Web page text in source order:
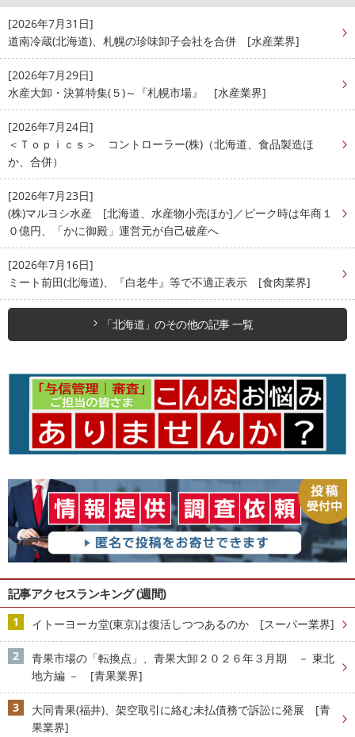
[2026年7月31日]
道南冷蔵(北海道)、札幌の珍味卸子会社を合併 [水産業界]
[2026年7月29日]
水産大卸・決算特集(５)～『札幌市場』 [水産業界]
[2026年7月24日]
＜Ｔｏｐｉｃｓ＞ コントローラー(株)（北海道、食品製造ほ
か、合併）
[2026年7月23日]
(株)マルヨシ水産 [北海道、水産物小売ほか]／ピーク時は年商１
０億円、「かに御殿」運営元が自己破産へ
[2026年7月16日]
ミート前田(北海道)、『白老牛』等で不適正表示 [食肉業界]
「北海道」のその他の記事 一覧
記事アクセスランキング (週間)
イトーヨーカ堂(東京)は復活しつつあるのか [スーパー業界]
青果市場の「転換点」、青果大卸２０２６年３月期 － 東北
地方編 － [青果業界]
大同青果(福井)、架空取引に絡む未払債務で訴訟に発展 [青
果業界]